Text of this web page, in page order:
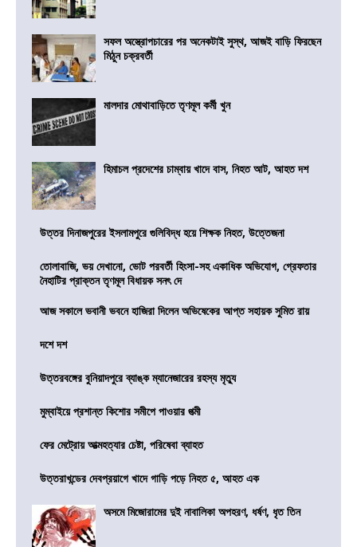
সফল অস্ত্রোপচারের পর অনেকটাই সুস্থ, আজই বাড়ি ফিরছেন
মিঠুন চক্রবর্তী
মালদার মোথাবাড়িতে তৃণমূল কর্মী খুন
হিমাচল প্রদেশের চাম্বায় খাদে বাস, নিহত আট, আহত দশ
উত্তর দিনাজপুরের ইসলামপুরে গুলিবিদ্ধ হয়ে শিক্ষক নিহত, উত্তেজনা
তোলাবাজি, ভয় দেখানো, ভোট পরবর্তী হিংসা-সহ একাধিক অভিযোগ, গ্রেফতার
নৈহাটির প্রাক্তন তৃণমূল বিধায়ক সনৎ দে
আজ সকালে ভবানী ভবনে হাজিরা দিলেন অভিষেকের আপ্ত সহায়ক সুমিত রায়
দশে দশ
উত্তরবঙ্গের বুনিয়াদপুরে ব্যাঙ্ক ম্যানেজারের রহস্য মৃত্যু
মুম্বাইয়ে প্রশান্ত কিশোর সমীপে পাওয়ার পত্মী
ফের মেট্রোয় আত্মহত্যার চেষ্টা, পরিষেবা ব্যাহত
উত্তরাখন্ডের দেবপ্রয়াগে খাদে গাড়ি পড়ে নিহত ৫, আহত এক
অসমে মিজোরামের দুই নাবালিকা অপহরণ, ধর্ষণ, ধৃত তিন